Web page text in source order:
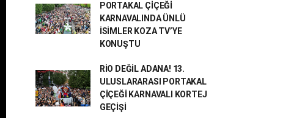
PORTAKAL ÇİÇEĞİ
KARNAVALINDA ÜNLÜ
İSİMLER KOZA TV’YE
KONUŞTU
RİO DEĞİL ADANA! 13.
ULUSLARARASI PORTAKAL
ÇİÇEĞİ KARNAVALI KORTEJ
GEÇİŞİ